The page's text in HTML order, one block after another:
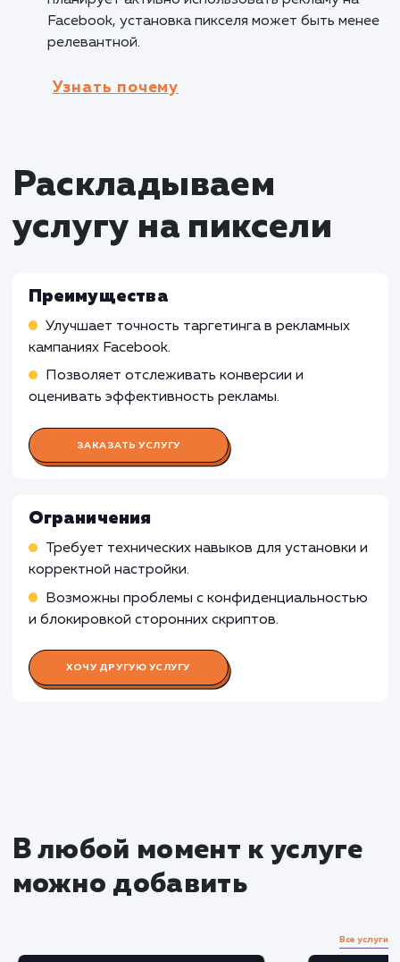
Веб-разработка и маркетинговые
позволяет веб-разработчикам и
Кому не подходит данный
деятельности в оффлайн-режиме,
пикселя Facebook может быть менее
поскольку она ориентирована на онлайн-
маркетинг и рекламу.
Компании без цифровой стратегии
компания не имеет цифровой стратегии или
планирует активно использовать рекламу на
релевантной.
Узнать почему
Раскладываем
Улучшает точность таргетинга в рекламных
кампаниях Facebook.
Позволяет отслеживать конверсии и